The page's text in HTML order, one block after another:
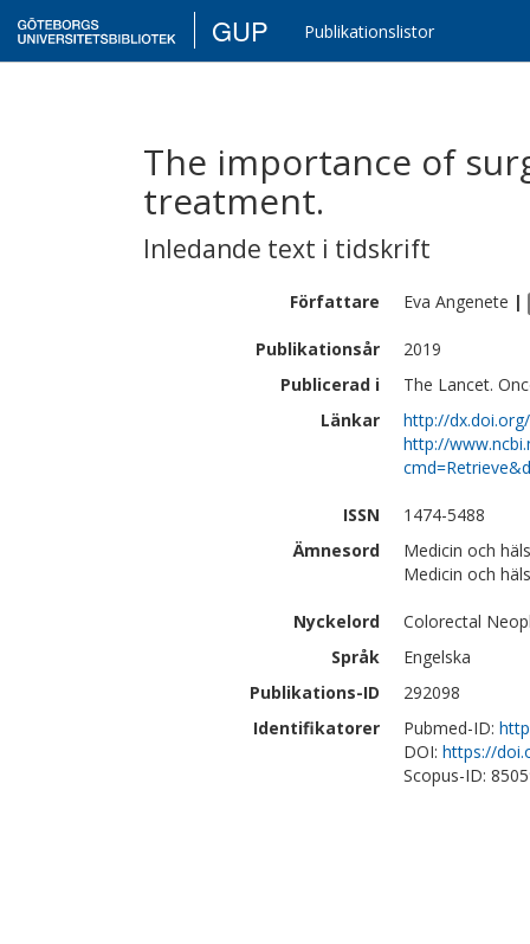
GUP Publikationslistor
The importance of
treatment.
Inledande text i tidskrift
Författare Eva Angenete |
Publikationsår
2019
Publicerad i
The Lancet.
Länkar
http://
http://
ISSN
1474-5488
Ämnesord
Medicin och
Medicin och
Nyckelord
Colorectal
Språk
Engelska
Publikations-ID
292098
Identifikatorer
Pubmed-ID:
DOI: https://
Scopus-ID: